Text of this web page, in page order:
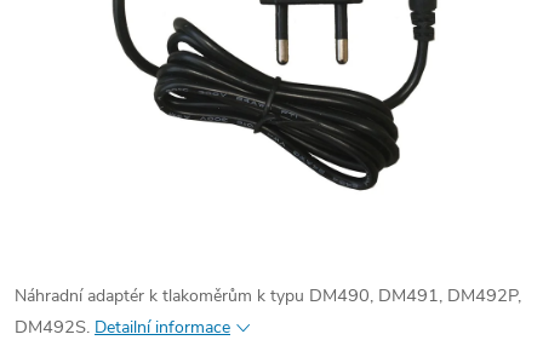
Náhradní adaptér k tlakoměrům k typu DM490, DM491, DM492P,
DM492S. Detailní informace